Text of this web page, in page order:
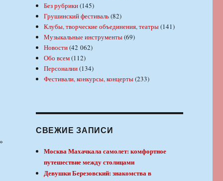
Без рубрики(145)
Грушинский фестиваль(82)
Клубы, творческие объединения, театры(141)
Музыкальные инструменты(69)
Новости(42 062)
Обо всем(112)
Персоналии(134)
Фестивали, конкурсы, концерты(233)
СВЕЖИЕ ЗАПИСИ
Москва Махачкала самолет: комфортное
путешествие между столицами
Девушки Березовский: знакомства в